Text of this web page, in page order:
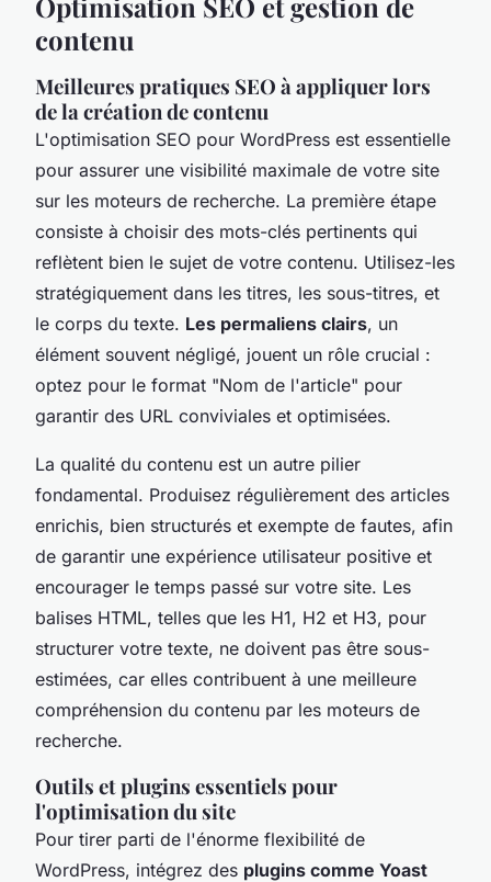
contenu
Meilleures pratiques SEO à appliquer lors
de la création de contenu
L'optimisation SEO pour WordPress est essentielle
pour assurer une visibilité maximale de votre site
sur les moteurs de recherche. La première étape
consiste à choisir des mots-clés pertinents qui
reflètent bien le sujet de votre contenu. Utilisez-les
stratégiquement dans les titres, les sous-titres, et
le corps du texte. Les permaliens clairs, un
élément souvent négligé, jouent un rôle crucial :
optez pour le format "Nom de l'article" pour
garantir des URL conviviales et optimisées.
La qualité du contenu est un autre pilier
fondamental. Produisez régulièrement des articles
enrichis, bien structurés et exempte de fautes, afin
de garantir une expérience utilisateur positive et
encourager le temps passé sur votre site. Les
balises HTML, telles que les H1, H2 et H3, pour
structurer votre texte, ne doivent pas être sous-
estimées, car elles contribuent à une meilleure
compréhension du contenu par les moteurs de
recherche.
Outils et plugins essentiels pour
l'optimisation du site
Pour tirer parti de l'énorme flexibilité de
WordPress, intégrez des plugins comme Yoast